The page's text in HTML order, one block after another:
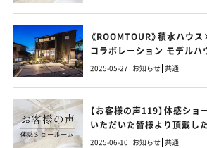
《ROOMTOUR》積水ハウ
コラボレーション モデルハ
た！／大野城SIモデルハウス
2025-05-27 お知らせ 共通
【お客様の声119】体感ショ
いただいた皆様より頂戴し
す！
2025-06-10 お知らせ 共通